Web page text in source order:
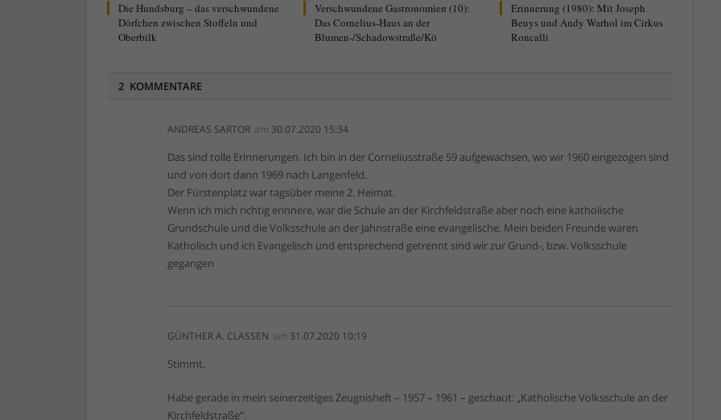
Die Hundsburg – das verschwundene
Dörfchen zwischen Stoffeln und
Oberbilk
Verschwundene Gastronomien (10):
Das Cornelius-Haus an der
Blumen-/Schadowstraße/Kö
Erinnerung (1980): Mit Joseph
Beuys und Andy Warhol im Cirkus
Roncalli
2 KOMMENTARE
ANDREAS SARTOR am 30.07.2020 15:34
Das sind tolle Erinnerungen. Ich bin in der Corneliusstraße 59 aufgewachsen, wo wir 1960 eingezogen sind
und von dort dann 1969 nach Langenfeld.
Der Fürstenplatz war tagsüber meine 2. Heimat.
Wenn ich mich richtig erinnere, war die Schule an der Kirchfeldstraße aber noch eine katholische
Grundschule und die Volksschule an der Jahnstraße eine evangelische. Mein beiden Freunde waren
Katholisch und ich Evangelisch und entsprechend getrennt sind wir zur Grund-, bzw. Volksschule
gegangen
GÜNTHER A. CLASSEN am 31.07.2020 10:19
Stimmt.
Habe gerade in mein seinerzeitiges Zeugnisheft – 1957 – 1961 – geschaut: „Katholische Volksschule an der
Kirchfeldstraße“.